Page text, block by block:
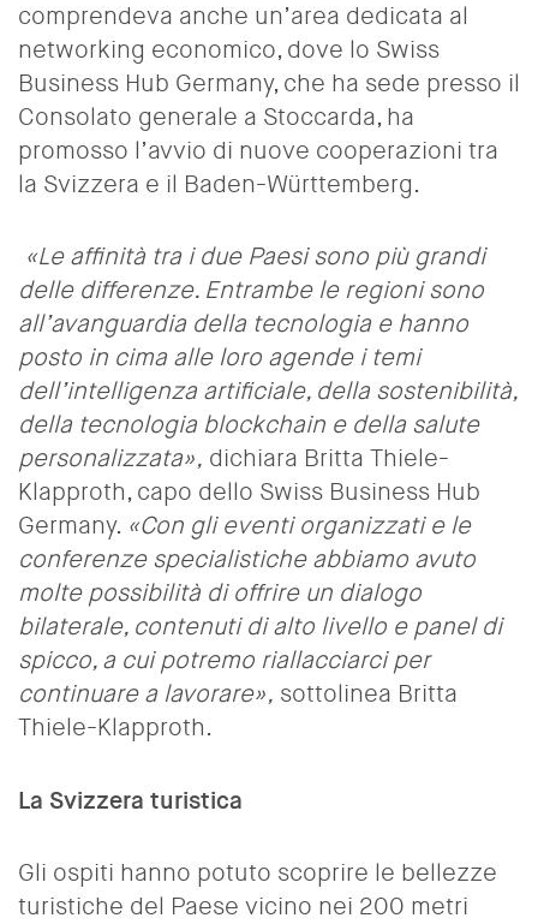
comprendeva anche un’area dedicata al
networking economico, dove lo Swiss
Business Hub Germany, che ha sede presso il
Consolato generale a Stoccarda, ha
promosso l’avvio di nuove cooperazioni tra
la Svizzera e il Baden-Württemberg.
«Le affinità tra i due Paesi sono più grandi
delle differenze. Entrambe le regioni sono
all’avanguardia della tecnologia e hanno
posto in cima alle loro agende i temi
dell’intelligenza artificiale, della sostenibilità,
della tecnologia blockchain e della salute
personalizzata», dichiara Britta Thiele-
Klapproth, capo dello Swiss Business Hub
Germany. «Con gli eventi organizzati e le
conferenze specialistiche abbiamo avuto
molte possibilità di offrire un dialogo
bilaterale, contenuti di alto livello e panel di
spicco, a cui potremo riallacciarci per
continuare a lavorare», sottolinea Britta
Thiele-Klapproth.
La Svizzera turistica
Gli ospiti hanno potuto scoprire le bellezze
turistiche del Paese vicino nei 200 metri